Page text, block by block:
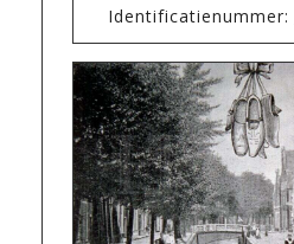
Identificatienummer: